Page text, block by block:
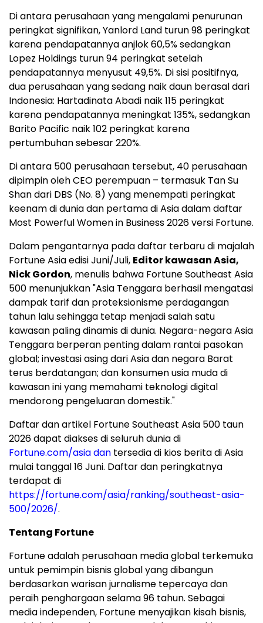
Di antara perusahaan yang mengalami penurunan
peringkat signifikan, Yanlord Land turun 98 peringkat
karena pendapatannya anjlok 60,5% sedangkan
Lopez Holdings turun 94 peringkat setelah
pendapatannya menyusut 49,5%. Di sisi positifnya,
dua perusahaan yang sedang naik daun berasal dari
Indonesia: Hartadinata Abadi naik 115 peringkat
karena pendapatannya meningkat 135%, sedangkan
Barito Pacific naik 102 peringkat karena
pertumbuhan sebesar 220%.
Di antara 500 perusahaan tersebut, 40 perusahaan
dipimpin oleh CEO perempuan – termasuk Tan Su
Shan dari DBS (No. 8) yang menempati peringkat
keenam di dunia dan pertama di Asia dalam daftar
Most Powerful Women in Business 2026 versi Fortune.
Dalam pengantarnya pada daftar terbaru di majalah
Fortune Asia edisi Juni/Juli, Editor kawasan Asia,
Nick Gordon, menulis bahwa Fortune Southeast Asia
500 menunjukkan "Asia Tenggara berhasil mengatasi
dampak tarif dan proteksionisme perdagangan
tahun lalu sehingga tetap menjadi salah satu
kawasan paling dinamis di dunia. Negara-negara Asia
Tenggara berperan penting dalam rantai pasokan
global; investasi asing dari Asia dan negara Barat
terus berdatangan; dan konsumen usia muda di
kawasan ini yang memahami teknologi digital
mendorong pengeluaran domestik."
Daftar dan artikel Fortune Southeast Asia 500 taun
2026 dapat diakses di seluruh dunia di
Fortune.com/asia dan tersedia di kios berita di Asia
mulai tanggal 16 Juni. Daftar dan peringkatnya
terdapat di
https://fortune.com/asia/ranking/southeast-asia-
500/2026/.
Tentang Fortune
Fortune adalah perusahaan media global terkemuka
untuk pemimpin bisnis global yang dibangun
berdasarkan warisan jurnalisme tepercaya dan
peraih penghargaan selama 96 tahun. Sebagai
media independen, Fortune menyajikan kisah bisnis,